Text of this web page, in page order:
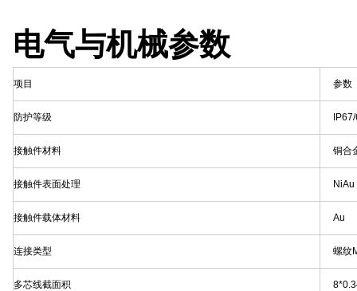
电气与机械参数
项目 参数
防护等级
接触件材料 铜合
接触件表面处理 NiAu
接触件载体材料 Au
连接类型 螺纹
多芯线截面积